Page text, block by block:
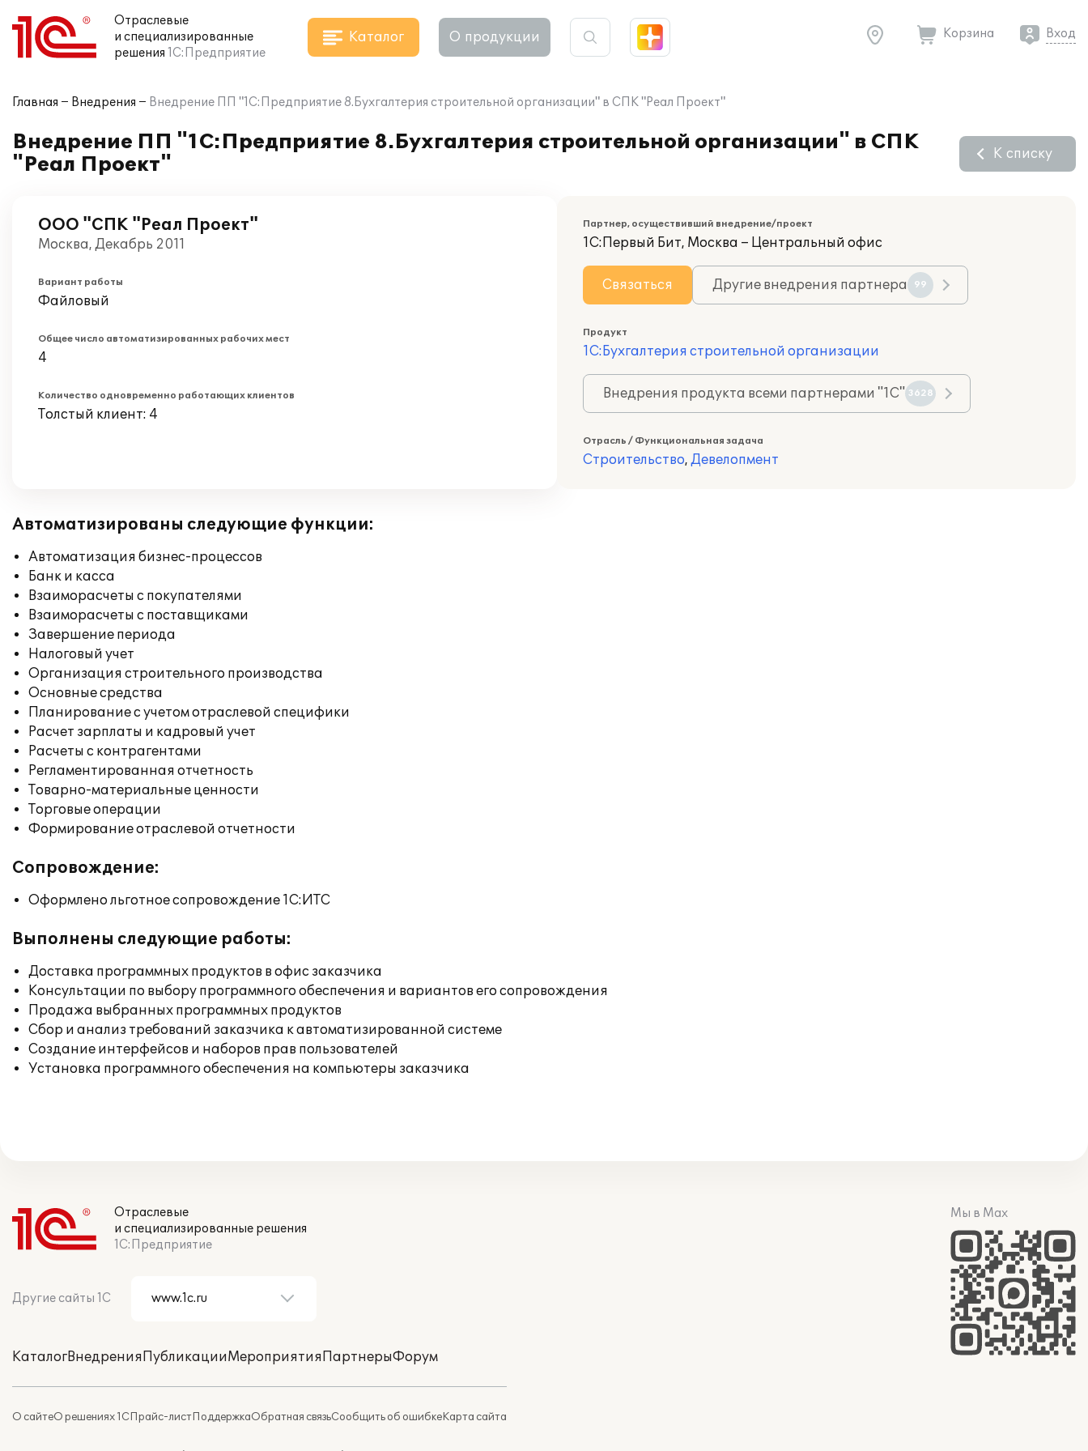
Отраслевые
и специализированные
решения 1С:Предприятие
Каталог О продукции Корзина Вход
Главная Внедрения Внедрение ПП "1С:Предприятие 8.Бухгалтерия строительной организации" в СПК "Реал Проект"
Внедрение ПП "1С:Предприятие 8.Бухгалтерия строительной организации" в СПК
"Реал Проект"
К списку
ООО "СПК "Реал Проект"
Москва, Декабрь 2011
Вариант работы
Файловый
Общее число автоматизированных рабочих мест
4
Количество одновременно работающих клиентов
Толстый клиент: 4
Партнер, осуществивший внедрение/проект
1С:Первый Бит, Москва – Центральный офис
Связаться Другие внедрения партнера 99
Продукт
1С:Бухгалтерия строительной организации
Внедрения продукта всеми партнерами "1С" 3628
Отрасль / Функциональная задача
Строительство, Девелопмент
Автоматизированы следующие функции:
Автоматизация бизнес-процессов
Банк и касса
Взаиморасчеты с покупателями
Взаиморасчеты с поставщиками
Завершение периода
Налоговый учет
Организация строительного производства
Основные средства
Планирование с учетом отраслевой специфики
Расчет зарплаты и кадровый учет
Расчеты с контрагентами
Регламентированная отчетность
Товарно-материальные ценности
Торговые операции
Формирование отраслевой отчетности
Сопровождение:
Оформлено льготное сопровождение 1С:ИТС
Выполнены следующие работы:
Доставка программных продуктов в офис заказчика
Консультации по выбору программного обеспечения и вариантов его сопровождения
Продажа выбранных программных продуктов
Сбор и анализ требований заказчика к автоматизированной системе
Создание интерфейсов и наборов прав пользователей
Установка программного обеспечения на компьютеры заказчика
Отраслевые
и специализированные решения
1С:Предприятие
Другие сайты 1С
КаталогВнедренияПубликацииМероприятияПартнерыФорум
О сайтеО решениях 1СПрайс-листПоддержкаОбратная связьСообщить об ошибкеКарта сайта
Мы в Max